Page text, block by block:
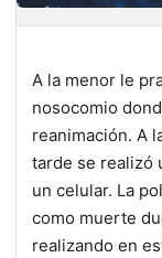
A la menor le
nosocomio
reanimación. A
tarde se realizó
un celular. La
como muerte
realizando en